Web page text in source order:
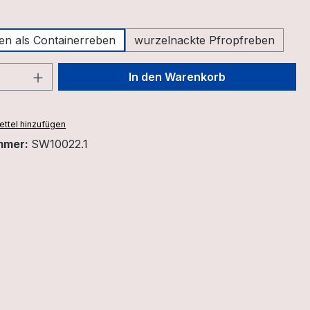
als Containerreben
wurzelnackte Pfropfreben
Anzahl: Gib den gewünschten Wert
In den Warenkorb
hinzufügen
SW10022.1